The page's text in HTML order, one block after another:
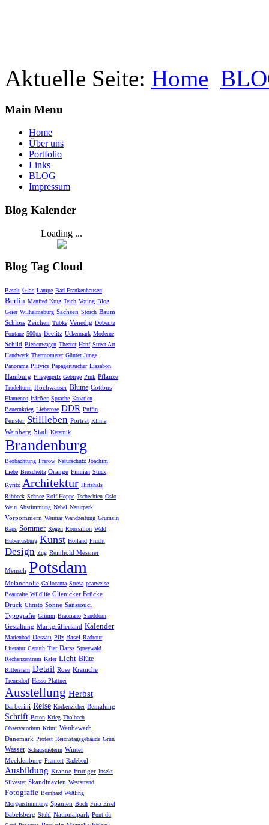
Aktuelle Seite: Home
Main Menu
Home
Über uns
Portfolio
Links
BLOG
Impressum
Blog Kalender
Loading ...
Blog Tag Cloud
Basalt Glas Lampe Bad Frankenhausen
Berlin Manfred Krug Teich Voting Blog
Geier Wilhelmsburg Sachsen Storch Baum
Schloss Zeichen Tübke Venedig Döberitz
Fontane 500px Beelitz Uckermark Moderne
Schild Bienenwagen Theater Hanf Street Art
Handwerk Thermometer Günter Junge
Panorama Plitvice Papageitaucher Lissabon
Hamburg Fliegenpilz Gebirge Pink Pflanze
Trudelturm Hochwasser Blume Cottbus
Flamenco Färöer Sprache Kroatien
Bauernkrieg Lieberose DDR Puffin
Fenster Stillleben Porträt Klima
Weinberg Stadt Keramik
Brandenburg
Beobachtung Prerow Naturschutz Joachim
Liebe Bruschetta Orange Firmian Stuck
Kyritz Architektur Hirtshals
Ribbeck Schnee Rolf Hoppe Tschechien Oslo
Wein Abstimmung Nebel Naturpark
Vorpommern Weimar Wandzeitung Grumsin
Raps Sommer Regen Roussillon Wald
Hubertusburg Kunst Holland Frucht
Design Zug Reinhold Messner
Mensch Potsdam
Melancholie Gallocanta Stresa paarweise
Beaucaire Wildlife Glienicker Brücke
Druck Christo Sonne Sanssouci
Typografie Grimm Bracciano Sanddorn
Gestaltung Markgräflerland Kalender
Marienbad Dessau Pilz Basel Radtour
Literatur Caputh Tier Darss Spreewald
Rechenzentrum Käfer Licht Blüte
Ritterstern Detail Rose Kraniche
Tremsdorf Hasso Plattner
Ausstellung Herbst
Barberini Reise Korkenzieher Bemalung
Schrift Beton Krieg Thalbach
Observatorium Krimi Wettbewerb
Dänemark Protest Reichstagsgebäude Grün
Wasser Schauspielerin Winter
Mecklenburg Pramort Radebeul
Ausbildung Krahne Frutiger Insekt
Silvester Skandinavien Weststrand
Fotografie Bernhard Weßling
Morgenstimmung Spanien Buch Fritz Eisel
Babelsberg Stuhl Nationalpark Pont du